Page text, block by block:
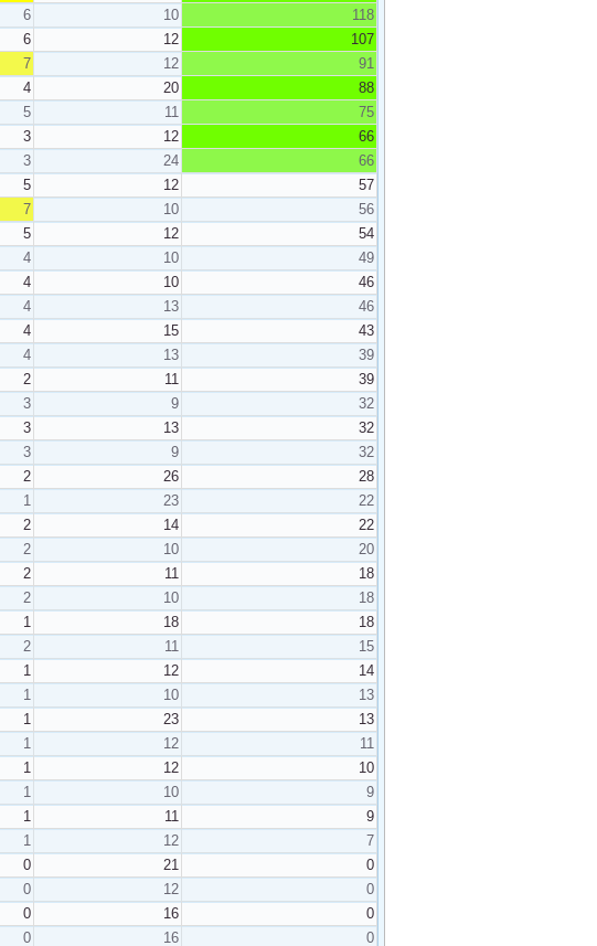
6 10
118
6 12
107
7 12
91
4 20
88
5 11
75
3 12
66
3 24
66
5 12
57
7 10
56
5 12
54
4 10
49
4 10
46
4 13
46
4 15
43
4 13
39
2 11
39
3 9
32
3 13
32
3 9
32
2 26
28
1 23
22
2 14
22
2 10
20
2 11
18
2 10
18
1 18
18
2 11
15
1 12
14
1 10
13
1 23
13
1 12
11
1 12
10
1 10
9
1 11
9
1 12
7
0 21
0
0 12
0
0 16
0
0 16 0